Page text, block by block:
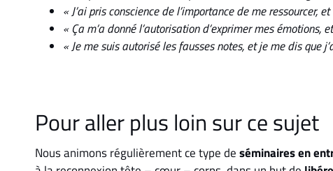
« J’ai pris conscience de l’importance de me ressourcer,
« Ça m’a donné l’autorisation d’exprimer mes émotions,
« Je me suis autorisé les fausses notes, et je me dis que
Pour aller plus loin sur ce sujet
Nous animons régulièrement ce type deséminaires en